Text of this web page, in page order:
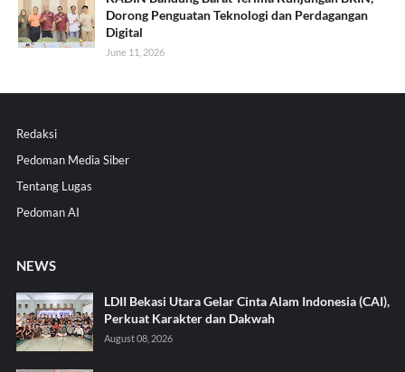
Dorong Penguatan Teknologi dan Perdagangan
Digital
June 11, 2026
Redaksi
Pedoman Media Siber
Tentang Lugas
Pedoman AI
NEWS
LDII Bekasi Utara Gelar Cinta Alam Indonesia (CAI),
Perkuat Karakter dan Dakwah
August 08, 2026